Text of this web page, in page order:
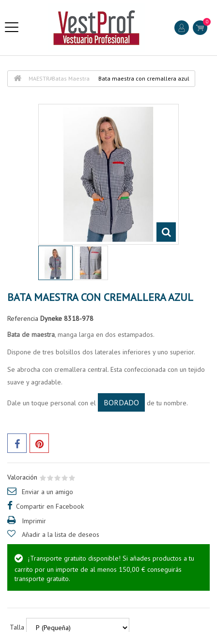
0
MAESTRABatas Maestra Bata maestra con cremallera azul
BATA MAESTRA CON CREMALLERA AZUL
Referencia Dyneke 8318-978
Bata de maestra, manga larga en dos estampados.
Dispone de tres bolsillos dos laterales inferiores y uno superior.
Se abrocha con cremallera central. Esta confeccionada con un tejido
suave y agradable.
Dale un toque personal con el BORDADO de tu nombre.
Valoración
Enviar a un amigo
Compartir en Facebook
Imprimir
Añadir a la lista de deseos
¡Transporte gratuito disponible! Si añades productos a tu
carrito por un importe de al menos 150,00 € conseguirás
transporte gratuito.
Talla